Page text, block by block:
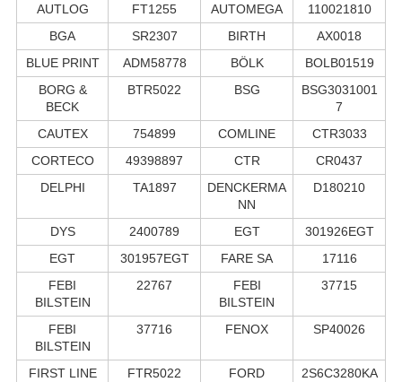
AUTLOG FT1255 AUTOMEGA
110021810
BGA
SR2307 BIRTH
AX0018
BLUE PRINT
ADM58778 BÖLK
BOLB01519
BORG &
BECK
BTR5022 BSG
BSG3031001
7
CAUTEX
754899 COMLINE
CTR3033
CORTECO
49398897 CTR
CR0437
DELPHI
TA1897
DENCKERMA
NN
D180210
DYS 2400789 EGT
301926EGT
EGT
301957EGT FARE SA
17116
FEBI
BILSTEIN
22767
FEBI
BILSTEIN
37715
FEBI
BILSTEIN
37716 FENOX SP40026
FIRST LINE FTR5022 FORD
2S6C3280KA